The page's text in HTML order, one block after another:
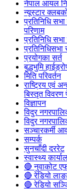
नेपाल आयल
न्यूस्टार
प्रतिनिधि
परिणाम
प्रतिनिधि
प्रयोगका सर्त
बुद्धभुमि
मिति परिवर्तन
राष्ट्रिय एवं
बिस्तृत विवरण
विज्ञापन
विदुर
विदुर
सञ्चारकर्मी
सम्पर्क
सुनचाँदी दररेट
स्वास्थ्य
🔴 नुवाकोट
🔴 रेडियो
🔴 रेडियो